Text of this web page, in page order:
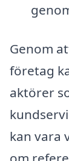
Genom
företag
aktörer
kan vara